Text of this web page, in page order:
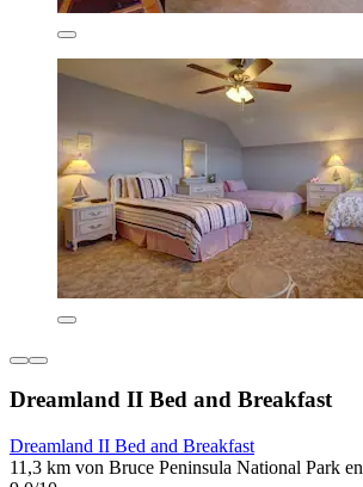
Dreamland II Bed and Breakfast
Dreamland II Bed and Breakfast
11,3 km von Bruce Peninsula National Park